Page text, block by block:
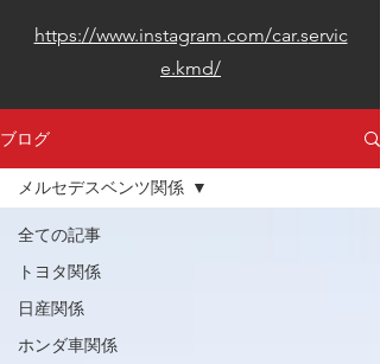
https://www.instagram.com/car.servic
e.kmd/
ブログ
全ての記事
トヨタ関係
日産関係
ホンダ車関係
メルセデスベンツ関係